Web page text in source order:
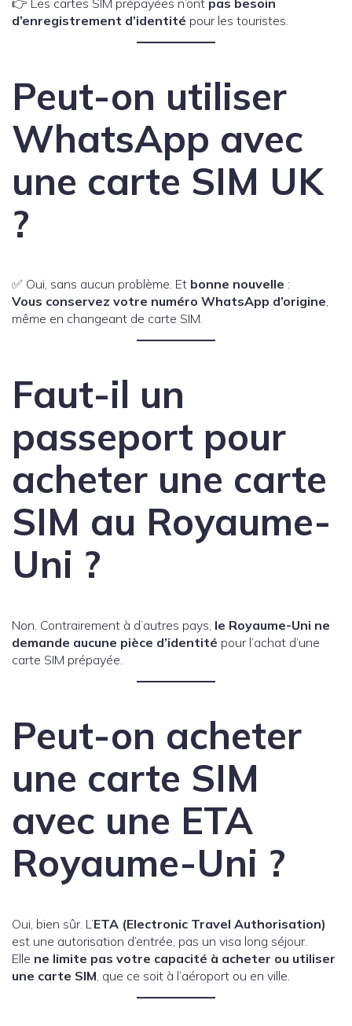
d’enregistrement d’identité pour les touristes.
Peut-on utiliser
WhatsApp avec
une carte SIM UK
?
✅ Oui, sans aucun problème. Et bonne nouvelle :
Vous conservez votre numéro WhatsApp d’origine,
même en changeant de carte SIM.
Faut-il un
passeport pour
acheter une carte
SIM au Royaume-
Uni ?
Non. Contrairement à d’autres pays, le Royaume-Uni ne
demande aucune pièce d’identité pour l’achat d’une
carte SIM prépayée.
Peut-on acheter
une carte SIM
avec une ETA
Royaume-Uni ?
Oui, bien sûr. L’ETA (Electronic Travel Authorisation)
est une autorisation d’entrée, pas un visa long séjour.
Elle ne limite pas votre capacité à acheter ou utiliser
une carte SIM , que ce soit à l’aéroport ou en ville.